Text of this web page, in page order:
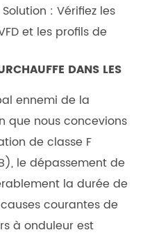
: Vérifiez les
et les profils de
DANS LES
ennemi de la
que nous concevions
de classe F
le dépassement de
la durée de
causes courantes de
à onduleurest